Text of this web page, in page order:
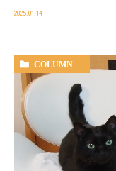
2025.01.14
COLUMN